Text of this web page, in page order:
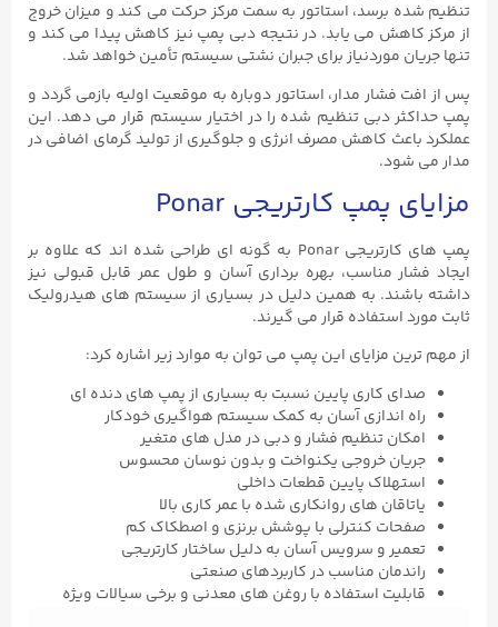
تنظیم ‌شده برسد، استاتور به سمت مرکز حرکت می ‌کند و میزان خروج
از مرکز کاهش می ‌یابد. در نتیجه دبی پمپ نیز کاهش پیدا می‌ کند و
تنها جریان موردنیاز برای جبران نشتی سیستم تأمین خواهد شد.
پس از افت فشار مدار، استاتور دوباره به موقعیت اولیه بازمی‌ گردد و
پمپ حداکثر دبی تنظیم ‌شده را در اختیار سیستم قرار می‌ دهد. این
عملکرد باعث کاهش مصرف انرژی و جلوگیری از تولید گرمای اضافی در
مدار می‌ شود.
مزایای پمپ کارتریجی Ponar
پمپ ‌های کارتریجی Ponar به گونه ‌ای طراحی شده‌ اند که علاوه بر
ایجاد فشار مناسب، بهره ‌برداری آسان و طول عمر قابل قبولی نیز
داشته باشند. به همین دلیل در بسیاری از سیستم‌ های هیدرولیک
ثابت مورد استفاده قرار می ‌گیرند.
از مهم ‌ترین مزایای این پمپ می ‌توان به موارد زیر اشاره کرد:
صدای کاری پایین نسبت به بسیاری از پمپ‌ های دنده ‌ای
راه‌ اندازی آسان به کمک سیستم هواگیری خودکار
امکان تنظیم فشار و دبی در مدل ‌های متغیر
جریان خروجی یکنواخت و بدون نوسان محسوس
استهلاک پایین قطعات داخلی
یاتاقان ‌های روانکاری ‌شده با عمر کاری بالا
صفحات کنترلی با پوشش برنزی و اصطکاک کم
تعمیر و سرویس آسان به دلیل ساختار کارتریجی
راندمان مناسب در کاربردهای صنعتی
قابلیت استفاده با روغن‌ های معدنی و برخی سیالات ویژه